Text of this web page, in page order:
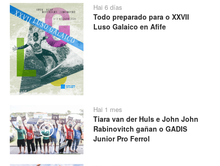
Hai 6 días
Todo preparado para o XXVII
Luso Galaico en Afife
Play
Hai 1 mes
Tiara van der Huls e John John
Rabinovitch gañan o GADIS
Junior Pro Ferrol